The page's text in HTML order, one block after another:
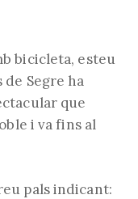
bicicleta, esteu
Segre ha
que
i va fins al
pals indicant: